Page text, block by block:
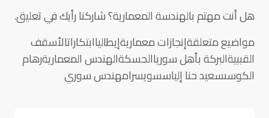
هل أنت مهتم بالهندسة المعمارية؟ شاركنا رأيك في تعليق.
مواضيع متعلقةإنجازات معماريةإيطالياابتكاراتالأسقف
القببيةالبركة بأهل سورياالحسكةالهندس المعماريةرهام
الكوسىسعيد حنا إلياسسويسرامهندس سوري